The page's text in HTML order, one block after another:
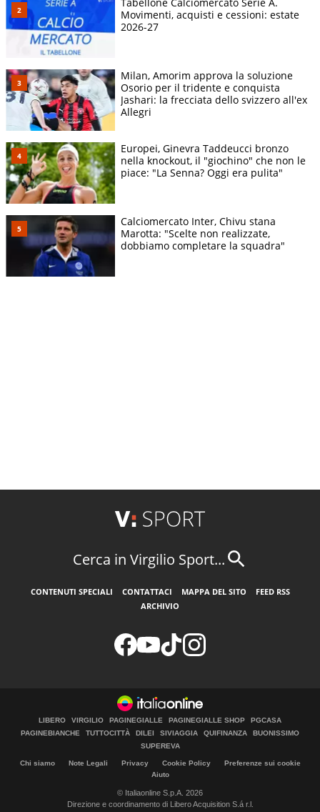
Movimenti, acquisti e cessioni: estate
2026-27
Milan, Amorim approva la soluzione
Osorio per il tridente e conquista
Jashari: la frecciata dello svizzero all'ex
Allegri
Europei, Ginevra Taddeucci bronzo
nella knockout, il "giochino" che non le
piace: "La Senna? Oggi era pulita"
Calciomercato Inter, Chivu stana
Marotta: "Scelte non realizzate,
dobbiamo completare la squadra"
Cerca in Virgilio Sport...
CONTENUTI SPECIALI CONTATTACI MAPPA DEL SITO
FEED RSS
ARCHIVIO
LIBERO VIRGILIO PAGINEGIALLE PAGINEGIALLE SHOP
PGCASA
PAGINEBIANCHE
TUTTOCITTÀ DILEI SIVIAGGIA QUIFINANZA
BUONISSIMO
SUPEREVA
Chi siamo Note Legali Privacy Cookie Policy
Preferenze sui cookie
Aiuto
© Italiaonline S.p.A. 2026
Direzione e coordinamento di Libero Acquisition S.á r.l.